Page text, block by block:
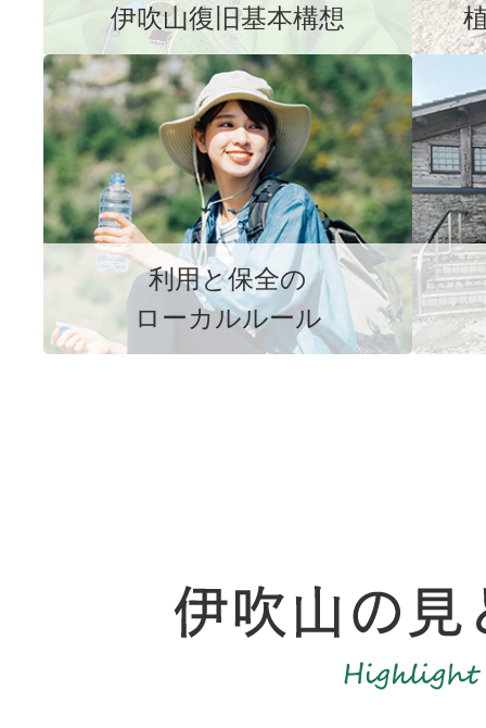
伊吹山復旧基本構想
利用と保全の
ローカルルール